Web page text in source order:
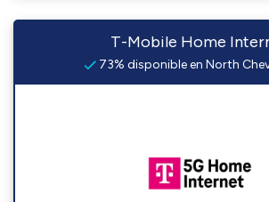
T-Mobile Home
73% disponible en North